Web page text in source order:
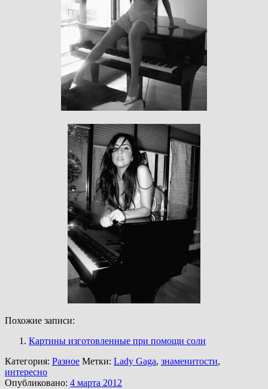
Похожие записи:
Картины изготовленные при помощи соли
Категория: Разное Метки: Lady Gaga, знаменитости,
интересно
Опубликовано: 4 марта 2012